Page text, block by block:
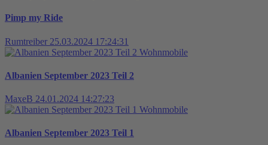
Pimp my Ride
Rumtreiber 25.03.2024 17:24:31
Wohnmobile
Albanien September 2023 Teil 2
MaxeB 24.01.2024 14:27:23
Wohnmobile
Albanien September 2023 Teil 1